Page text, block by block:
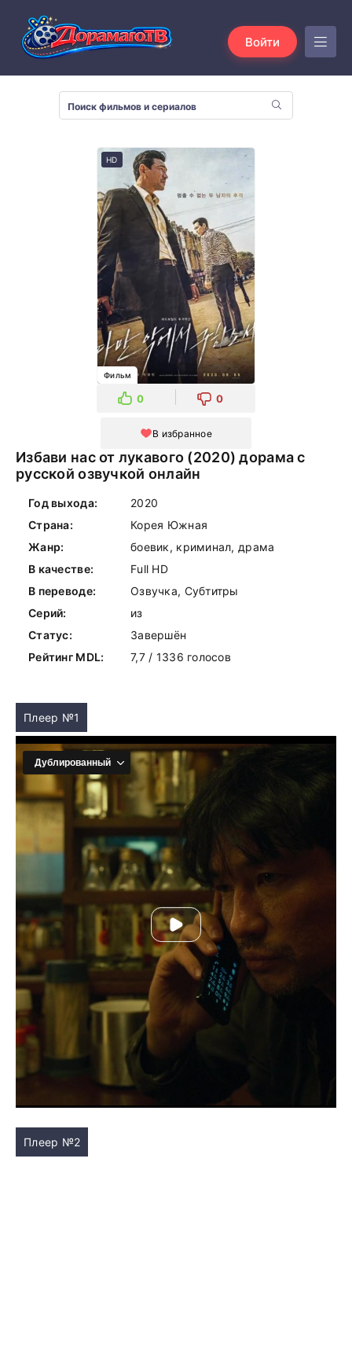
Войти
HD
Фильм
0 0
В избранное
Избави нас от лукавого (2020) дорама с
русской озвучкой онлайн
Год выхода:
2020
Страна:
Корея Южная
Жанр:
боевик, криминал, драма
В качестве:
Full HD
В переводе:
Озвучка, Субтитры
Серий:
из
Статус:
Завершён
Рейтинг MDL:
7,7 / 1336 голосов
Плеер №1
Плеер №2